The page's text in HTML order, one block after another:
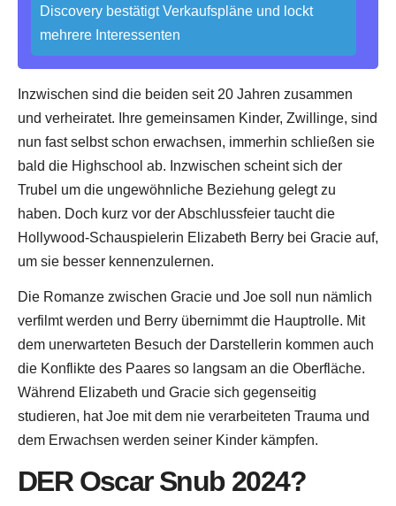
Discovery bestätigt Verkaufspläne und lockt
mehrere Interessenten
Inzwischen sind die beiden seit 20 Jahren zusammen
und verheiratet. Ihre gemeinsamen Kinder, Zwillinge, sind
nun fast selbst schon erwachsen, immerhin schließen sie
bald die Highschool ab. Inzwischen scheint sich der
Trubel um die ungewöhnliche Beziehung gelegt zu
haben. Doch kurz vor der Abschlussfeier taucht die
Hollywood-Schauspielerin Elizabeth Berry bei Gracie auf,
um sie besser kennenzulernen.
Die Romanze zwischen Gracie und Joe soll nun nämlich
verfilmt werden und Berry übernimmt die Hauptrolle. Mit
dem unerwarteten Besuch der Darstellerin kommen auch
die Konflikte des Paares so langsam an die Oberfläche.
Während Elizabeth und Gracie sich gegenseitig
studieren, hat Joe mit dem nie verarbeiteten Trauma und
dem Erwachsen werden seiner Kinder kämpfen.
DER Oscar Snub 2024?